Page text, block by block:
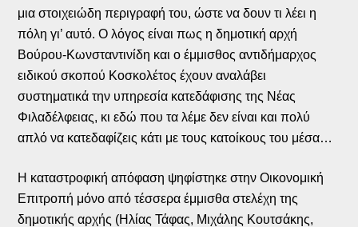
μια στοιχειώδη περιγραφή του, ώστε να δουν τι λέει η
πόλη γι’ αυτό. Ο λόγος είναι πως η δημοτική αρχή
Βούρου-Κωνσταντινίδη και ο έμμισθος αντιδήμαρχος
ειδικού σκοπού Κοσκολέτος έχουν αναλάβει
συστηματικά την υπηρεσία κατεδάφισης της Νέας
Φιλαδέλφειας, κι εδώ που τα λέμε δεν είναι και πολύ
απλό να κατεδαφίζεις κάτι με τους κατοίκους του μέσα…
Η καταστροφική απόφαση ψηφίστηκε στην Οικονομική
Επιτροπή μόνο από τέσσερα έμμισθα στελέχη της
δημοτικής αρχής (Ηλίας Τάφας, Μιχάλης Κουτσάκης,